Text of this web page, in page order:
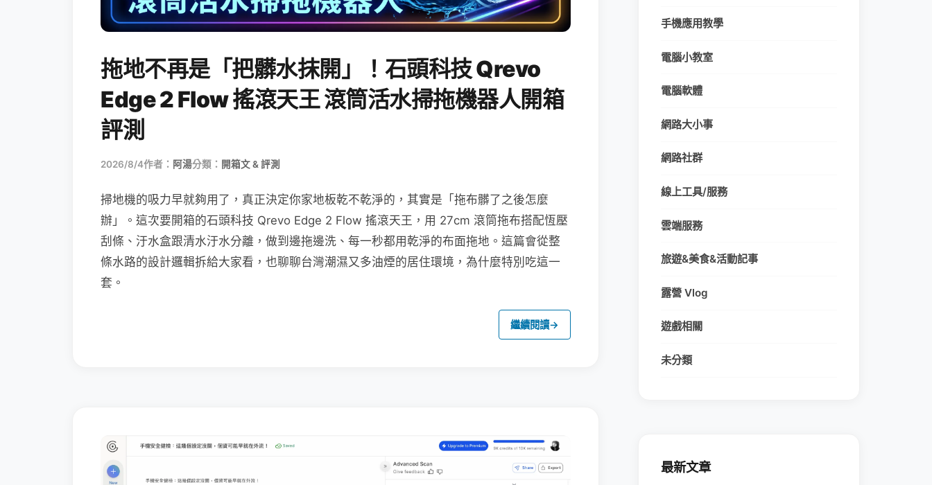
拖地不再是「把髒水抹開」！石頭科技 Qrevo
Edge 2 Flow 搖滾天王 滾筒活水掃拖機器人開箱
評測
2026/8/4作者： 阿湯分類： 開箱文 & 評測
掃地機的吸力早就夠用了，真正決定你家地板乾不乾淨的，其實是「拖布髒了之後怎麼
辦」。這次要開箱的石頭科技 Qrevo Edge 2 Flow 搖滾天王，用 27cm 滾筒拖布搭配恆壓
刮條、汙水盒跟清水汙水分離，做到邊拖邊洗、每一秒都用乾淨的布面拖地。這篇會從整
條水路的設計邏輯拆給大家看，也聊聊台灣潮濕又多油煙的居住環境，為什麼特別吃這一
套。
繼續閱讀→
手機應用教學
電腦小教室
電腦軟體
網路大小事
網路社群
線上工具/服務
雲端服務
旅遊&美食&活動記事
露營 Vlog
遊戲相關
未分類
最新文章